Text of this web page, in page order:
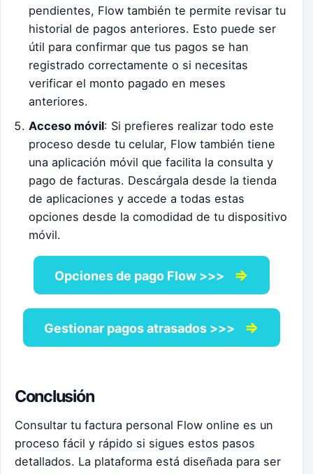
pendientes, Flow también te permite revisar tu
historial de pagos anteriores. Esto puede ser
útil para confirmar que tus pagos se han
registrado correctamente o si necesitas
verificar el monto pagado en meses
anteriores.
Acceso móvil: Si prefieres realizar todo este
proceso desde tu celular, Flow también tiene
una aplicación móvil que facilita la consulta y
pago de facturas. Descárgala desde la tienda
de aplicaciones y accede a todas estas
opciones desde la comodidad de tu dispositivo
móvil.
Opciones de pago Flow >>> ⇒
Gestionar pagos atrasados >>> ⇒
Conclusión
Consultar tu factura personal Flow online es un
proceso fácil y rápido si sigues estos pasos
detallados. La plataforma está diseñada para ser